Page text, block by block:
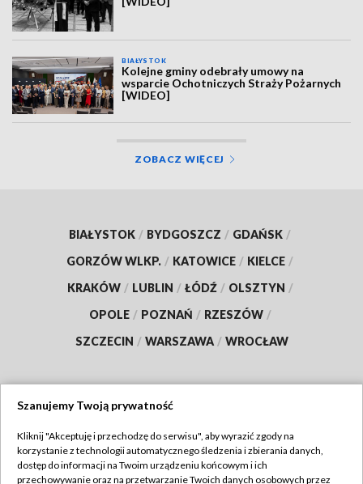
BIAŁYSTOK
Kolejne gminy odebrały umowy na
wsparcie Ochotniczych Straży Pożarnych
[WIDEO]
ZOBACZ WIĘCEJ
BIAŁYSTOK / BYDGOSZCZ / GDAŃSK /
GORZÓW WLKP. / KATOWICE / KIELCE /
KRAKÓW / LUBLIN / ŁÓDŹ / OLSZTYN /
OPOLE / POZNAŃ / RZESZÓW /
SZCZECIN / WARSZAWA / WROCŁAW
TVP
Abonament TVP
Szanujemy Twoją prywatność
Kliknij "Akceptuję i przechodzę do serwisu", aby wyrazić zgody na
korzystanie z technologii automatycznego śledzenia i zbierania danych,
dostęp do informacji na Twoim urządzeniu końcowym i ich
przechowywanie oraz na przetwarzanie Twoich danych osobowych przez